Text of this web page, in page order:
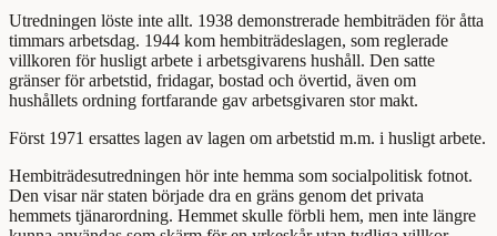
Utredningen löste inte allt. 1938 demonstrerade hembiträden för åtta
timmars arbetsdag. 1944 kom hembiträdeslagen, som reglerade
villkoren för husligt arbete i arbetsgivarens hushåll. Den satte
gränser för arbetstid, fridagar, bostad och övertid, även om
hushållets ordning fortfarande gav arbetsgivaren stor makt.
Först 1971 ersattes lagen av lagen om arbetstid m.m. i husligt arbete.
Hembiträdesutredningen hör inte hemma som socialpolitisk fotnot.
Den visar när staten började dra en gräns genom det privata
hemmets tjänarordning. Hemmet skulle förbli hem, men inte längre